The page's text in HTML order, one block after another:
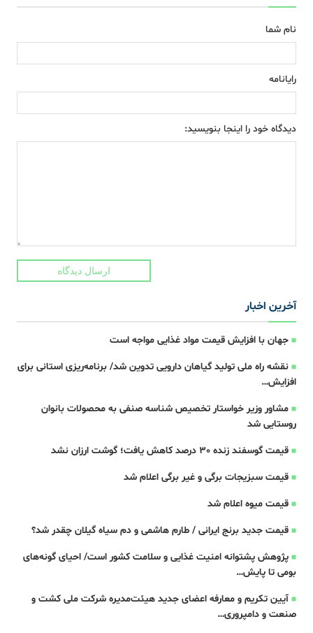
نام شما
رایانامه
دیدگاه خود را اینجا بنویسید:
ارسال دیدگاه
آخرین اخبار
جهان با افزایش قیمت مواد غذایی مواجه است
نقشه راه ملی تولید گیاهان دارویی تدوین شد/ برنامه‌ریزی استانی برای
افزایش…
مشاور وزیر خواستار تخصیص شناسه صنفی به محصولات بانوان
روستایی شد
قیمت گوسفند زنده 30 درصد کاهش یافت؛ گوشت ارزان نشد
قیمت سبزیجات برگی و غیر برگی اعلام شد
قیمت میوه اعلام شد
قیمت جدید برنج ایرانی / طارم هاشمی و دم سیاه گیلان چقدر شد؟
پژوهش پشتوانه امنیت غذایی و سلامت کشور است/ احیای گونه‌های
بومی تا پایش…
آیین تکریم و معارفه اعضای جدید هیئت‌مدیره شرکت ملی کشت و
صنعت و دامپروری…